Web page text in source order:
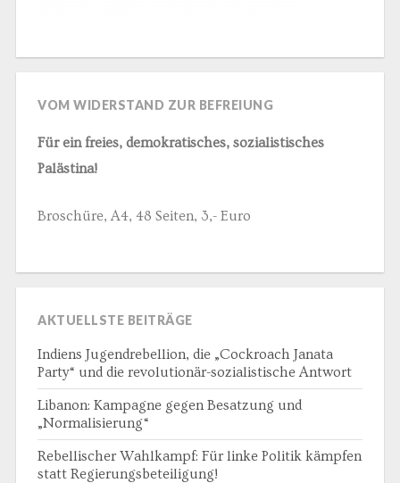
VOM WIDERSTAND ZUR BEFREIUNG
Für ein freies, demokratisches, sozialistisches
Palästina!
Broschüre, A4, 48 Seiten, 3,- Euro
AKTUELLSTE BEITRÄGE
Indiens Jugendrebellion, die „Cockroach Janata
Party“ und die revolutionär-sozialistische Antwort
Libanon: Kampagne gegen Besatzung und
„Normalisierung“
Rebellischer Wahlkampf: Für linke Politik kämpfen
statt Regierungsbeteiligung!